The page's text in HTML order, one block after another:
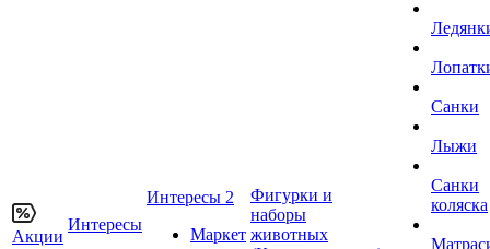
Акции
Интересы
Интересы 2
Маркет
Фигурки и
наборы
животных
Санки
Лыжи
Санки
коляска